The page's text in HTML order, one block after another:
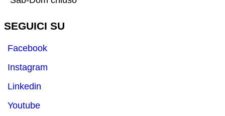
SEGUICI SU
Facebook
Instagram
Linkedin
Youtube